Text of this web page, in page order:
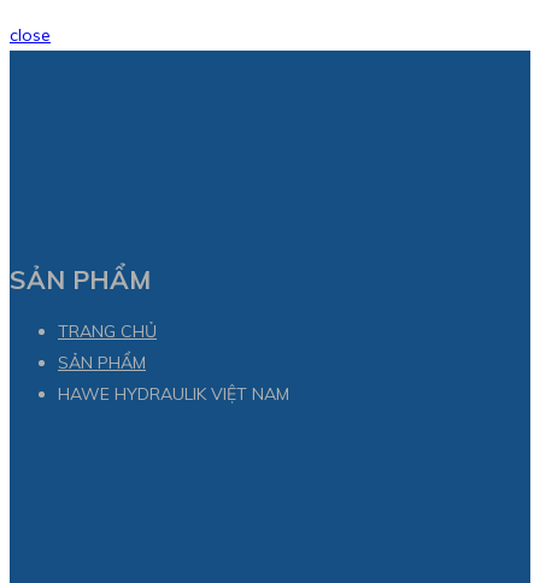
close
SẢN PHẨM
TRANG CHỦ
SẢN PHẨM
HAWE HYDRAULIK VIỆT NAM